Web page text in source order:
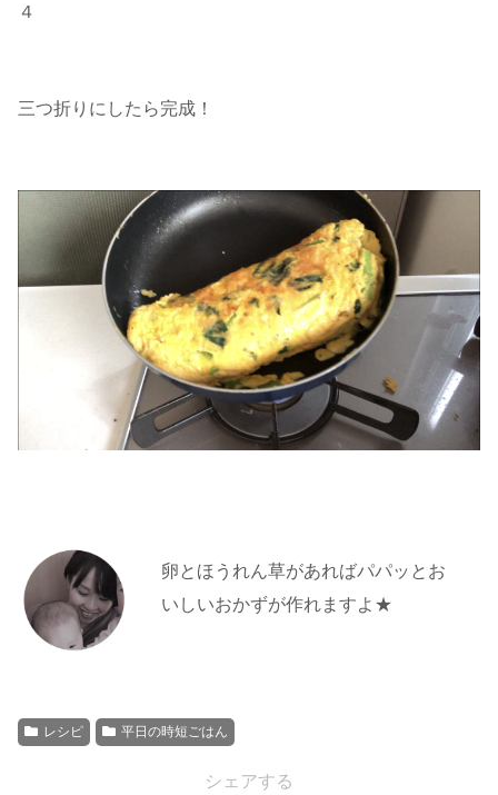
４
三つ折りにしたら完成！
卵とほうれん草があればパパッとお
いしいおかずが作れますよ★
レシピ 平日の時短ごはん
シェアする